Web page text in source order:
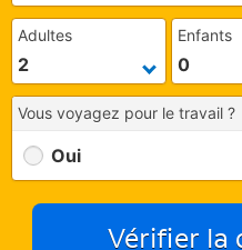
Adultes Enfants
Vous voyagez pour le travail ?
Oui
Vérifier la